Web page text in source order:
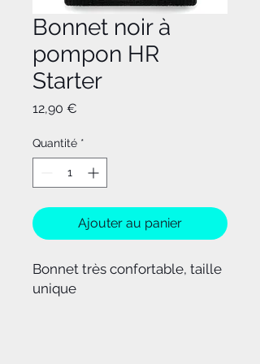
Bonnet noir à
pompon HR
Starter
12,90 €
Quantité *
Ajouter au panier
Bonnet très confortable, taille
unique